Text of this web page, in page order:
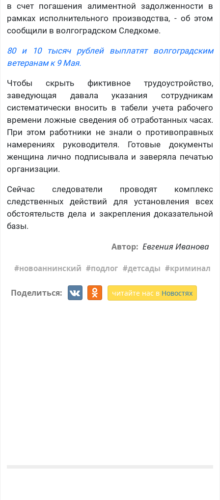
в счет погашения алиментной задолженности в
рамках исполнительного производства, - об этом
сообщили в волгоградском Следкоме.
80 и 10 тысяч рублей выплатят волгоградским
ветеранам к 9 Мая.
Чтобы скрыть фиктивное трудоустройство,
заведующая давала указания сотрудникам
систематически вносить в табели учета рабочего
времени ложные сведения об отработанных часах.
При этом работники не знали о противоправных
намерениях руководителя. Готовые документы
женщина лично подписывала и заверяла печатью
организации.
Сейчас следователи проводят комплекс
следственных действий для установления всех
обстоятельств дела и закрепления доказательной
базы.
Автор: Евгения Иванова
новоаннинский подлог детсады криминал
Поделиться: читайте нас в Новостях